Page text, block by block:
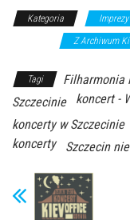
Kategoria Imprezy
Z Archiwum
Tagi
Filharmonia
Szczecinie
koncert -
koncerty w Szczecinie
koncerty
Szczecin